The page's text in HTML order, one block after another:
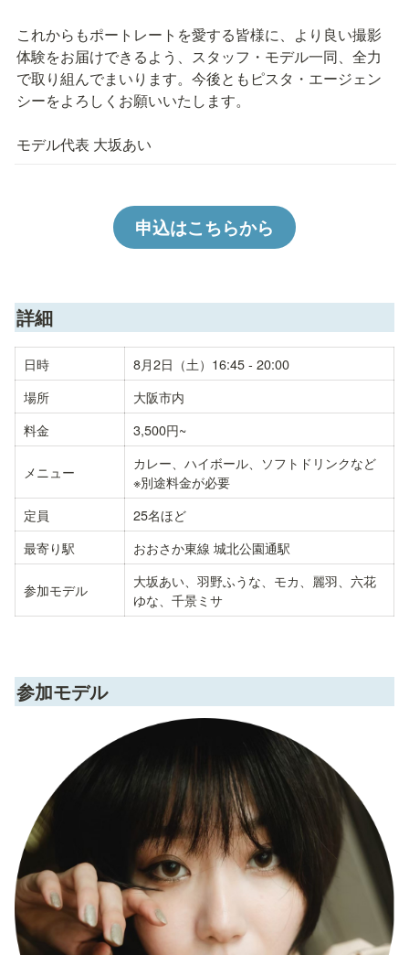
これからもポートレートを愛する皆様に、より良い撮影
体験をお届けできるよう、スタッフ・モデル一同、全力
で取り組んでまいります。今後ともピスタ・エージェン
シーをよろしくお願いいたします。
モデル代表 大坂あい
申込はこちらから
詳細
日時
8月2日（土）16:45 - 20:00
場所
大阪市内
料金
3,500円~
メニュー
カレー、ハイボール、ソフトドリンクなど
※別途料金が必要
定員
25名ほど
最寄り駅
おおさか東線 城北公園通駅
参加モデル
大坂あい、羽野ふうな、モカ、麗羽、六花
ゆな、千景ミサ
参加モデル